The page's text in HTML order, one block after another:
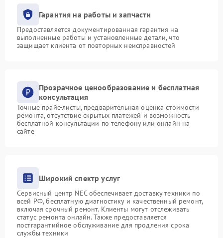
Гарантия на работы и запчасти
Предоставляется документированная гарантия на
выполненные работы и установленные детали, что
защищает клиента от повторных неисправностей
Прозрачное ценообразование и бесплатная
консультация
Точные прайс-листы, предварительная оценка стоимости
ремонта, отсутствие скрытых платежей и возможность
бесплатной консультации по телефону или онлайн на
сайте
Широкий спектр услуг
Сервисный центр NEC обеспечивает доставку техники по
всей РФ, бесплатную диагностику и качественный ремонт,
включая срочный ремонт. Клиенты могут отслеживать
статус ремонта онлайн. Также предоставляется
постгарантийное обслуживание для продления срока
службы техники